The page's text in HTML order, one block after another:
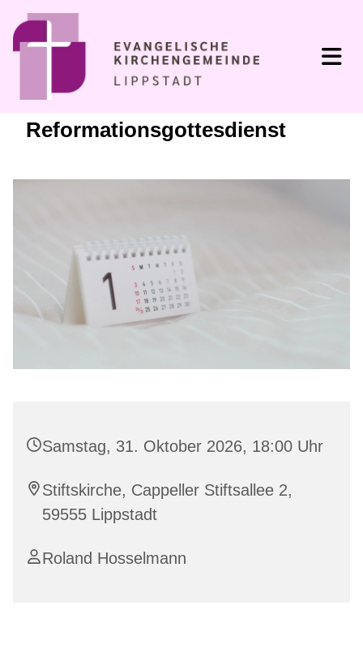
Reformationsgottesdienst
Samstag, 31. Oktober 2026, 18:00 Uhr
Stiftskirche, Cappeller Stiftsallee 2,
59555 Lippstadt
Roland Hosselmann